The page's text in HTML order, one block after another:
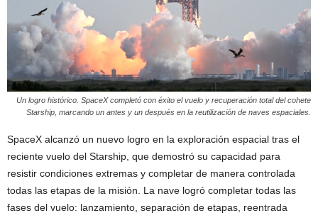
Un logro histórico. SpaceX completó con éxito el vuelo y recuperación total del cohete
Starship, marcando un antes y un después en la reutilización de naves espaciales.
SpaceX alcanzó un nuevo logro en la exploración espacial tras el
reciente vuelo del Starship, que demostró su capacidad para
resistir condiciones extremas y completar de manera controlada
todas las etapas de la misión. La nave logró completar todas las
fases del vuelo: lanzamiento, separación de etapas, reentrada